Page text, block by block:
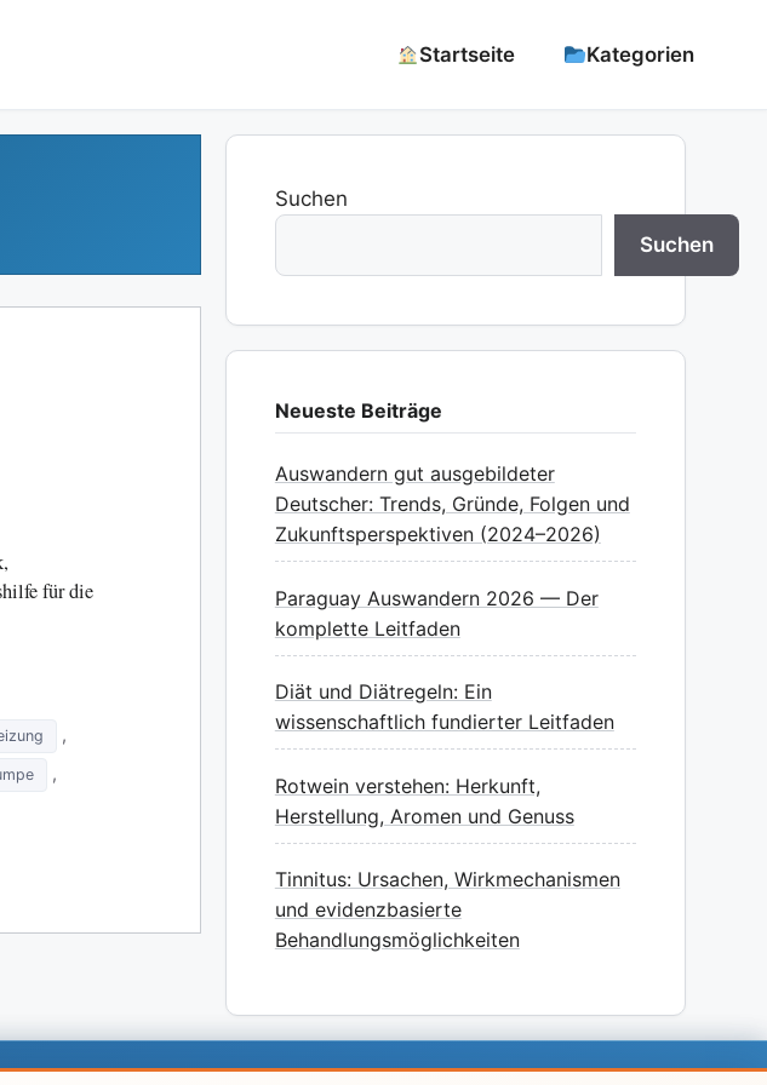
Startseite Kategorien
für die
,
,
Suchen
Suchen
Neueste Beiträge
Auswandern gut ausgebildeter
Deutscher: Trends, Gründe, Folgen und
Zukunftsperspektiven (2024–2026)
Paraguay Auswandern 2026 — Der
komplette Leitfaden
Diät und Diätregeln: Ein
wissenschaftlich fundierter Leitfaden
Rotwein verstehen: Herkunft,
Herstellung, Aromen und Genuss
Tinnitus: Ursachen, Wirkmechanismen
und evidenzbasierte
Behandlungsmöglichkeiten